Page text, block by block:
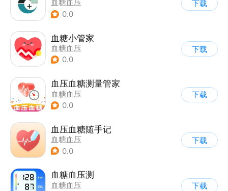
血糖血压
0.0
下载
血糖小管家
血糖血压
0.0
下载
血压血糖测量管家
血糖血压
0.0
下载
血压血糖随手记
血糖血压
0.0
下载
血糖血压测
血糖血压
下载